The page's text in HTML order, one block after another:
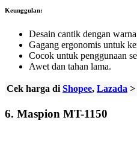
Keunggulan:
Desain cantik dengan
Gagang ergonomis untuk
Cocok untuk penggunaan
Awet dan tahan lama.
Cek harga diShopee, Lazada >
6. Maspion MT-1150